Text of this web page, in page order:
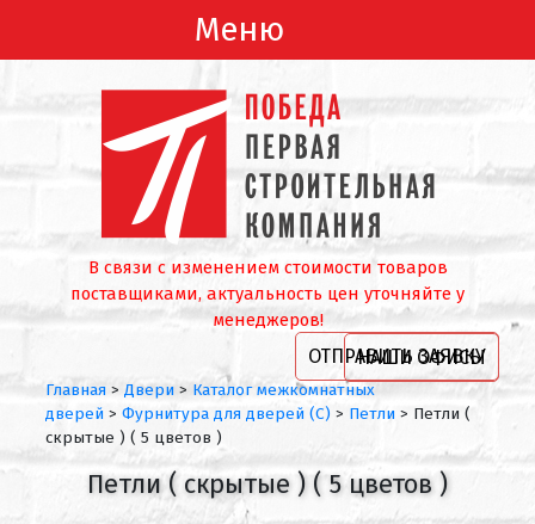
Меню
В связи с изменением стоимости товаров
поставщиками, актуальность цен уточняйте у
менеджеров!
ОТПРАВИТЬ ЗАЯВКУ
НАШИ ОФИСЫ
Главная > Двери > Каталог межкомнатных
дверей > Фурнитура для дверей (С) > Петли > Пeтли (
скрытые ) ( 5 цветов )
Пeтли ( скрытые ) ( 5 цветов )